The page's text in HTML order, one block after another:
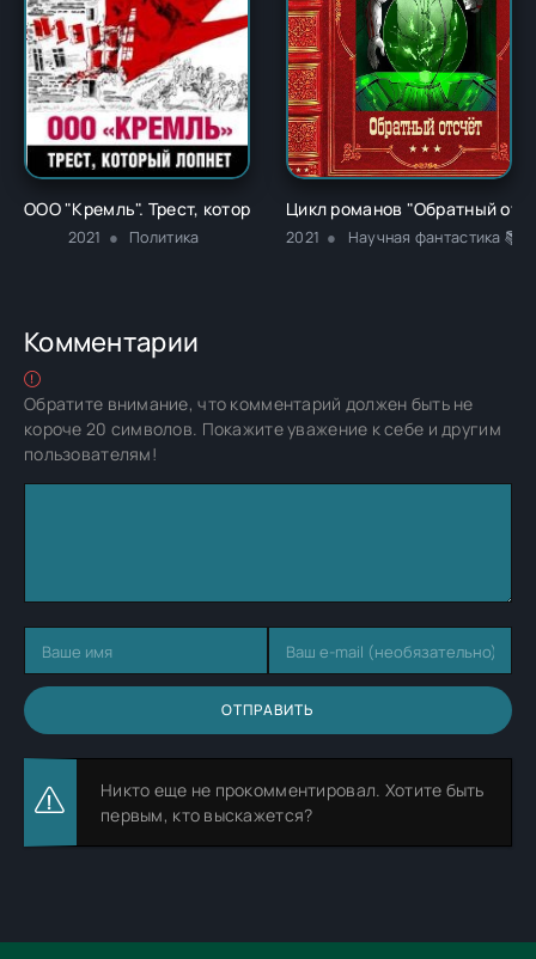
ООО "Кремль". Трест, который лопнет - Андрей Колесников
2021 Политика
Цикл романов "Обратный
2021 Научная фантастика
Комментарии
Обратите внимание, что комментарий должен быть не
короче 20 символов. Покажите уважение к себе и другим
пользователям!
ОТПРАВИТЬ
Никто еще не прокомментировал. Хотите быть
первым, кто выскажется?